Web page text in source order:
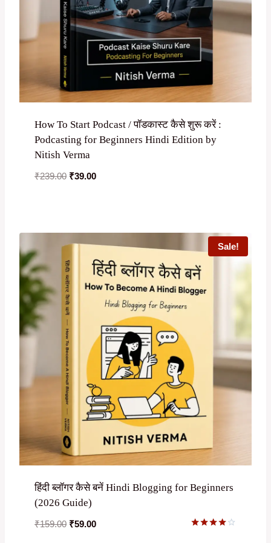
How To Start Podcast / पॉडकास्ट कैसे शुरू करें :
Podcasting for Beginners Hindi Edition by
Nitish Verma
₹239.00 Original
₹39.00Current
Sale!
हिंदी ब्लॉगर कैसे बनें Hindi Blogging for Beginners
(2026 Guide)
₹159.00 Original
₹59.00Current